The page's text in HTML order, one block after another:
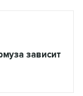
зависит